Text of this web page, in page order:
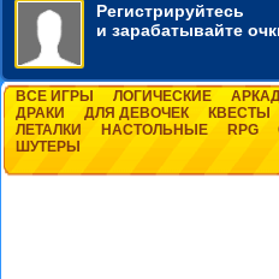
Регистрируйтесь
и зарабатывайте
ВСЕ ИГРЫ ЛОГИЧЕСКИЕ
ДРАКИ
ДЛЯ ДЕВОЧЕК КВЕСТЫ
ЛЕТАЛКИ
НАСТОЛЬНЫЕ RPG
ШУТЕРЫ